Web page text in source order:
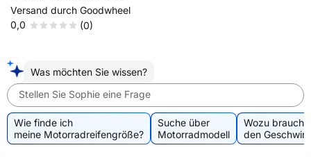
Versand durch Goodwheel
0,0
(0)
Was möchten Sie wissen?
Stellen Sie Sophie eine Frage
Wie finde ich
meine Motorradreifengröße?
Suche über
Motorradmodell
Wozu
den